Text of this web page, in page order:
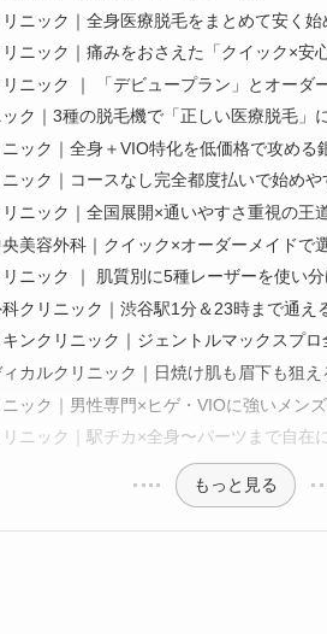
ニック｜全身医療脱毛をまとめて安く始
ニック｜痛みをおさえた「クイック×安
ニック ｜ 「デビュープラン」とオーダ
ック｜3種の脱毛機で「正しい医療脱毛」
ック｜全身＋VIO特化を低価格で攻める
ック｜コースなし完全都度払いで始め
ニック｜全国展開×通いやすさ重視の王
美容外科｜クイック×オーダーメイドで
ニック ｜ 肌質別に5種レーザーを使い
クリニック｜渋谷駅1分＆23時まで通え
ンクリニック｜ジェントルマックスプ
カルクリニック｜日焼け肌も眉下も狙
ック｜男性専門×ヒゲ・VIOに強いメン
ニック｜駅チカ×全身〜パーツまで自在
もっと見る